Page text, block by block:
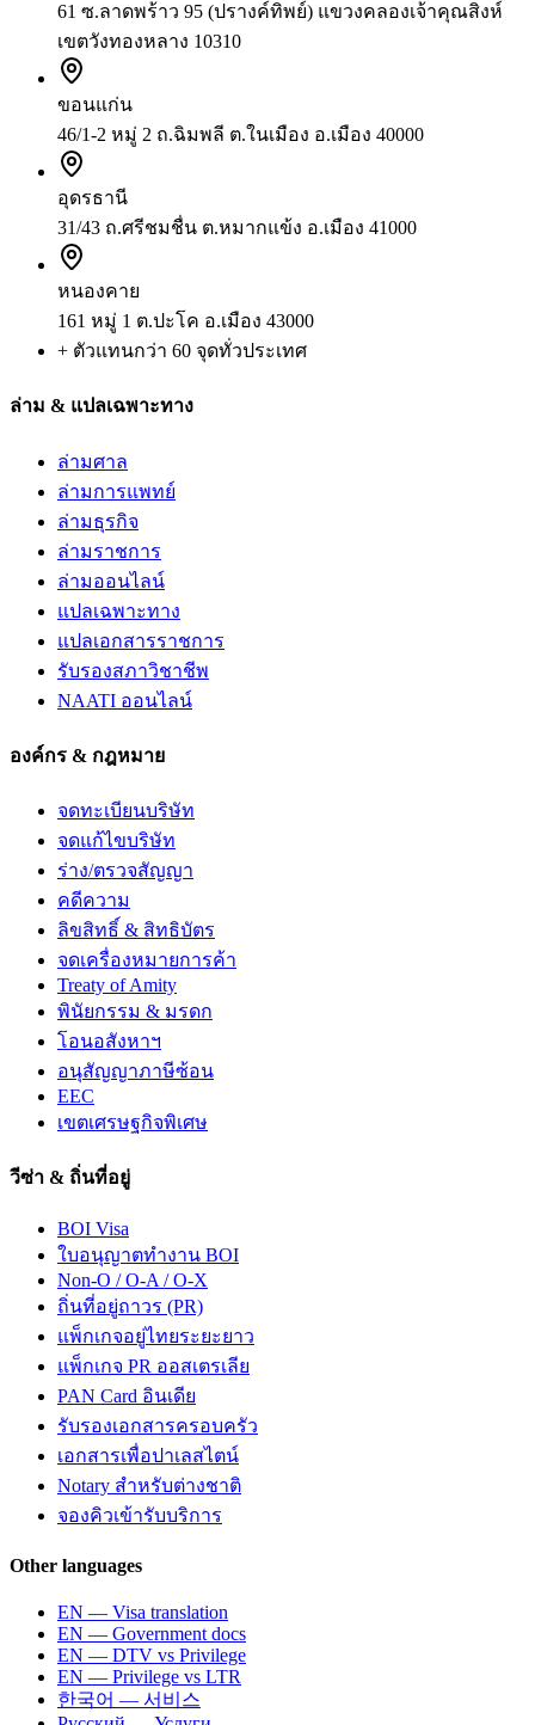
61 ซ.ลาดพร้าว 95 (ปรางค์ทิพย์) แขวงคลองเจ้าคุณสิงห์
เขตวังทองหลาง 10310
ขอนแก่น
46/1-2 หมู่ 2 ถ.ฉิมพลี ต.ในเมือง อ.เมือง 40000
อุดรธานี
31/43 ถ.ศรีชมชื่น ต.หมากแข้ง อ.เมือง 41000
หนองคาย
161 หมู่ 1 ต.ปะโค อ.เมือง 43000
+ ตัวแทนกว่า 60 จุดทั่วประเทศ
ล่าม & แปลเฉพาะทาง
ล่ามศาล
ล่ามการแพทย์
ล่ามธุรกิจ
ล่ามราชการ
ล่ามออนไลน์
แปลเฉพาะทาง
แปลเอกสารราชการ
รับรองสภาวิชาชีพ
NAATI ออนไลน์
องค์กร & กฎหมาย
จดทะเบียนบริษัท
จดแก้ไขบริษัท
ร่าง/ตรวจสัญญา
คดีความ
ลิขสิทธิ์ & สิทธิบัตร
จดเครื่องหมายการค้า
Treaty of Amity
พินัยกรรม & มรดก
โอนอสังหาฯ
อนุสัญญาภาษีซ้อน
EEC
เขตเศรษฐกิจพิเศษ
วีซ่า & ถิ่นที่อยู่
BOI Visa
ใบอนุญาตทำงาน BOI
Non-O / O-A / O-X
ถิ่นที่อยู่ถาวร (PR)
แพ็กเกจอยู่ไทยระยะยาว
แพ็กเกจ PR ออสเตรเลีย
PAN Card อินเดีย
รับรองเอกสารครอบครัว
เอกสารเพื่อปาเลสไตน์
Notary สำหรับต่างชาติ
จองคิวเข้ารับบริการ
Other languages
EN — Visa translation
EN — Government docs
EN — DTV vs Privilege
EN — Privilege vs LTR
한국어 — 서비스